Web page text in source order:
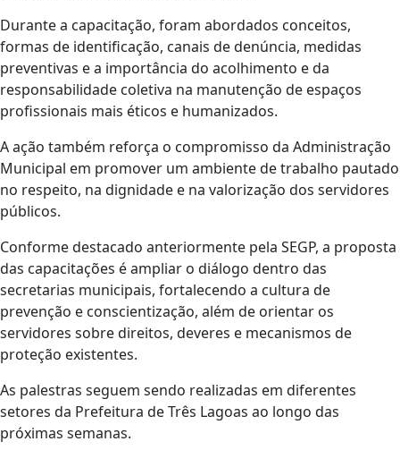
Durante a capacitação, foram abordados conceitos,
formas de identificação, canais de denúncia, medidas
preventivas e a importância do acolhimento e da
responsabilidade coletiva na manutenção de espaços
profissionais mais éticos e humanizados.
A ação também reforça o compromisso da Administração
Municipal em promover um ambiente de trabalho pautado
no respeito, na dignidade e na valorização dos servidores
públicos.
Conforme destacado anteriormente pela SEGP, a proposta
das capacitações é ampliar o diálogo dentro das
secretarias municipais, fortalecendo a cultura de
prevenção e conscientização, além de orientar os
servidores sobre direitos, deveres e mecanismos de
proteção existentes.
As palestras seguem sendo realizadas em diferentes
setores da Prefeitura de Três Lagoas ao longo das
próximas semanas.